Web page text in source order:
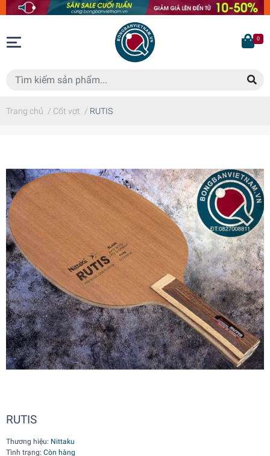
0
Trang chủ / Cốt vợt / RUTIS
RUTIS
Thương hiệu: Nittaku
Tình trạng: Còn hàng